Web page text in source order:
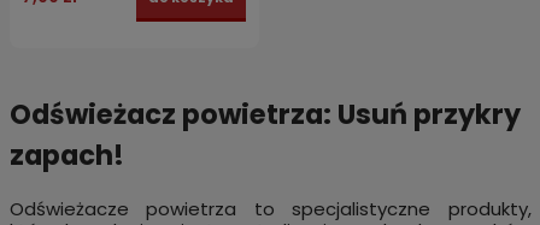
Odświeżacz powietrza: Usuń przykry
zapach!
Odświeżacze powietrza to specjalistyczne produkty,